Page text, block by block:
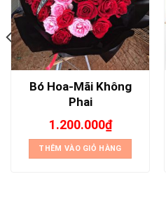
Bó Hoa-Mãi Không
Phai
1.200.000₫
THÊM VÀO GIỎ HÀNG